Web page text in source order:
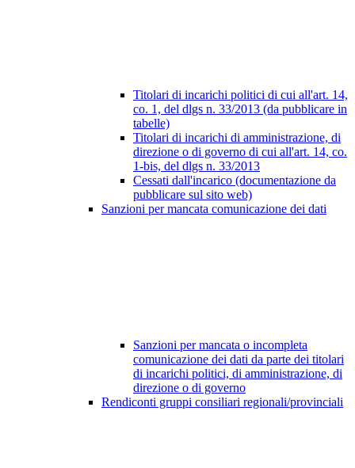
Titolari di incarichi politici di cui all'art. 14,
co. 1, del dlgs n. 33/2013 (da pubblicare in
tabelle)
Titolari di incarichi di amministrazione, di
direzione o di governo di cui all'art. 14, co.
1-bis, del dlgs n. 33/2013
Cessati dall'incarico (documentazione da
pubblicare sul sito web)
Sanzioni per mancata comunicazione dei dati
Sanzioni per mancata o incompleta
comunicazione dei dati da parte dei titolari
di incarichi politici, di amministrazione, di
direzione o di governo
Rendiconti gruppi consiliari regionali/provinciali